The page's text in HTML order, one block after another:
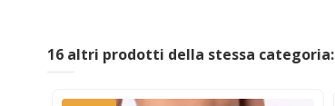
16 altri prodotti della stessa categoria: